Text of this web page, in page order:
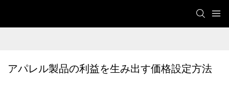
アパレル製品の利益を生み出す価格設定方法